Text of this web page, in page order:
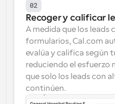
02
Recoger y calificar
A medida que los leads
formularios, Cal.com
evalúa y califica según
reduciendo el esfuerzo
que solo los leads con
continúen.